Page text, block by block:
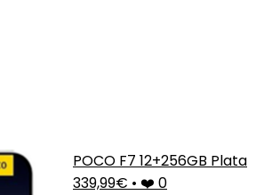
POCO F7 12+256GB Plata
339,99€ • ❤️ 0